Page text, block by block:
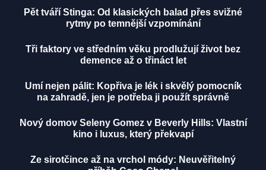
Pět tváří Stinga: Od klasických balad přes svižné
rytmy po temnější vzpomínání
Tři faktory ve středním věku prodlužují život bez
demence až o třináct let
Umí nejen pálit: Kopřiva je lék i skvělý pomocník
na zahradě, jen je potřeba ji použít správně
Nový domov Seleny Gomez v Beverly Hills: Vlastní
kino i luxus, který překvapí
Ze sirotčince až na vrchol módy: Neuvěřitelný